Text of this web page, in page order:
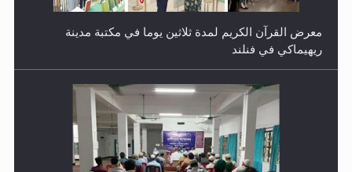
معرض القرآن الكريم لمدة ثلاثين يوما في مكتبة مدينة
ريهيماكي في فنلند